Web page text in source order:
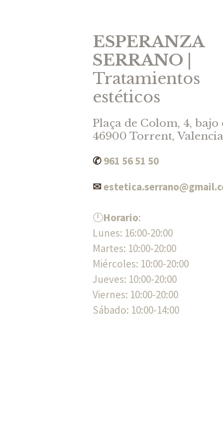
ESPERANZA
SERRANO
Tratamientos
estéticos
Plaça de Colom, 4, bajo
46900 Torrent,
✆961 56 51 50
✉
🕛Horario:
Lunes: 16:00-20:00
Martes: 10:00-20:00
Miércoles: 10:00-20:00
Jueves: 10:00-20:00
Viernes: 10:00-20:00
Sábado: 10:00-14:00